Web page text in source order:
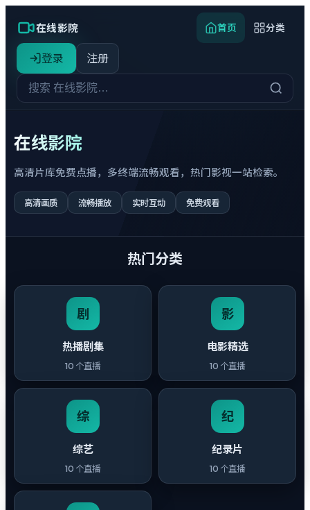
在线影院 首页 分类
登录 注册
在线影院
高清片库免费点播，多终端流畅观看，热门影视一站检索。
高清画质 流畅播放 实时互动 免费观看
热门分类
剧
热播剧集
10 个直播
影
电影精选
10 个直播
综
综艺
10 个直播
纪
纪录片
10 个直播